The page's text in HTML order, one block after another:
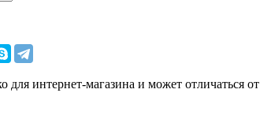
для интернет-магазина и может отличаться